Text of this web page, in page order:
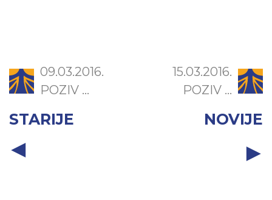
09.03.2016.
POZIV ...
STARIJE
15.03.2016.
POZIV ...
NOVIJE